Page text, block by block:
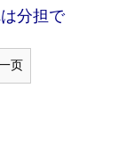
分担で
页